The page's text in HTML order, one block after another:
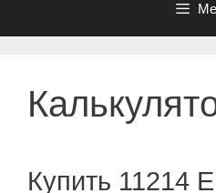
Купить 11214